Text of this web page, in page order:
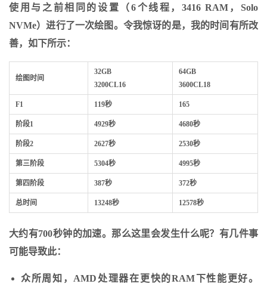
使用与之前相同的设置（6个线程，3416 RAM，Solo
NVMe）进行了一次绘图。令我惊讶的是，我的时间有所改
善，如下所示：
绘图时间
32GB
3200CL16
64GB
3600CL18
F1 119秒 165
阶段1 4929秒 4680秒
阶段2 2627秒 2530秒
第三阶段 5304秒 4995秒
第四阶段 387秒 372秒
总时间 13248秒 12578秒
大约有700秒钟的加速。那么这里会发生什么呢？有几件事
可能导致此：
众所周知，AMD处理器在更快的RAM下性能更好。